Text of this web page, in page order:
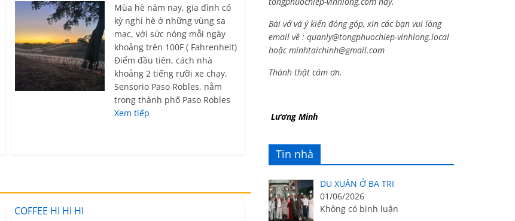
Mùa hè năm nay, gia đình có
kỳ nghỉ hè ở những vùng sa
mạc, với sức nóng mỗi ngày
khoảng trên 100F ( Fahrenheit)
Điểm đầu tiên, cách nhà
khoảng 2 tiếng rưỡi xe chạy.
Sensorio Paso Robles, nằm
trong thành phố Paso Robles
Xem tiếp
COFFEE HI HI HI
Bài vở và ý kiến đóng góp, xin các bạn vui lòng
email về : quanly@tongphuochiep-vinhlong.local
hoặcminhtaichinh@gmail.com
Thành thật cám ơn.
Lương Minh
Tin nhà
DU XUÂN Ở BA TRI
01/06/2026
Không có bình luận